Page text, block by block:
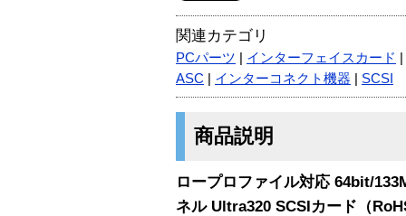
関連カテゴリ
PCパーツ インターフェイスカード
ASC
インターコネクト機器 SCSI
商品説明
ロープロファイル対応 64bit/
ネル Ultra320 SCSIカード（